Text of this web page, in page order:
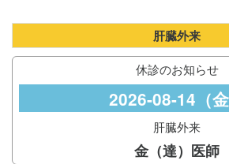
肝臓外来
休診のお知らせ
2026-08-14（金
肝臓外来
金（達）医師